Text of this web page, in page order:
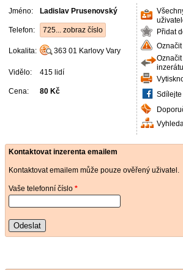
Jméno: Ladislav Prusenovský
Telefon: 725... zobraz číslo
Lokalita: 363 01 Karlovy Vary
Vidělo: 415 lidí
Cena: 80 Kč
Přidat
inzerátu
Sdílejte
Kontaktovat inzerenta emailem
Kontaktovat emailem může pouze ověřený uživatel.
Vaše telefonní číslo *
Odeslat